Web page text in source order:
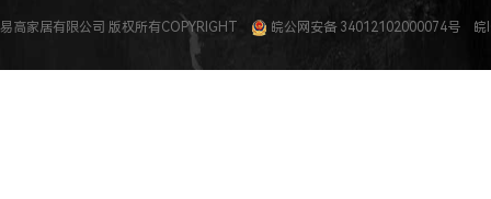
全屋定制 定制家具 整体家居 衣柜定制 橱柜定制 全屋定制加盟 全屋整装 全屋定制
易高家居有限公司 版权所有COPYRIGHT 皖公网安备 34012102000074号 皖